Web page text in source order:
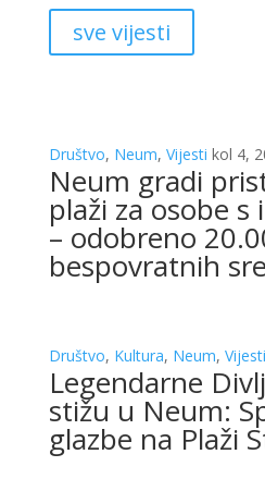
sve vijesti
Društvo, Neum, Vijesti kol 4,
Neum gradi
plaži za osobe
– odobreno
bespovratnih
Društvo, Kultura, Neum, Vijesti
Legendarne
stižu u Neum:
glazbe na Plaži